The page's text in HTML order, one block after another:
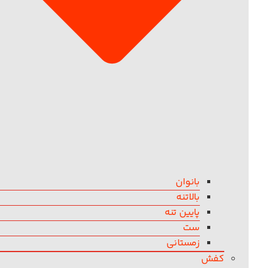
بانوان
بالاتنه
پایین تنه
ست
زمستانی
کفش